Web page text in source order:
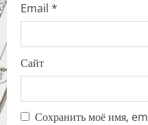
Email *
Сайт
Сохранить моё имя,